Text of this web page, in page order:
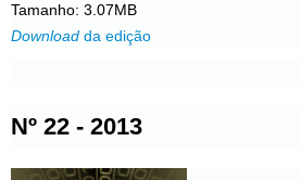
Tamanho: 3.07MB
Download da edição
Nº 22 - 2013